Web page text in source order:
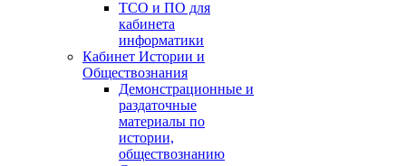
ТСО и ПО для
кабинета
информатики
Кабинет Истории и
Обществознания
Демонстрационные и
раздаточные
материалы по
истории,
обществознанию